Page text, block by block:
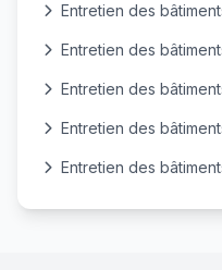
Entretien des
Entretien des
Entretien des
Entretien des
Entretien des